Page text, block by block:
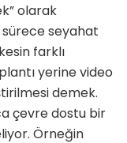
olarak
sürece seyahat
farklı
yerine video
demek.
çevre dostu bir
Örneğin